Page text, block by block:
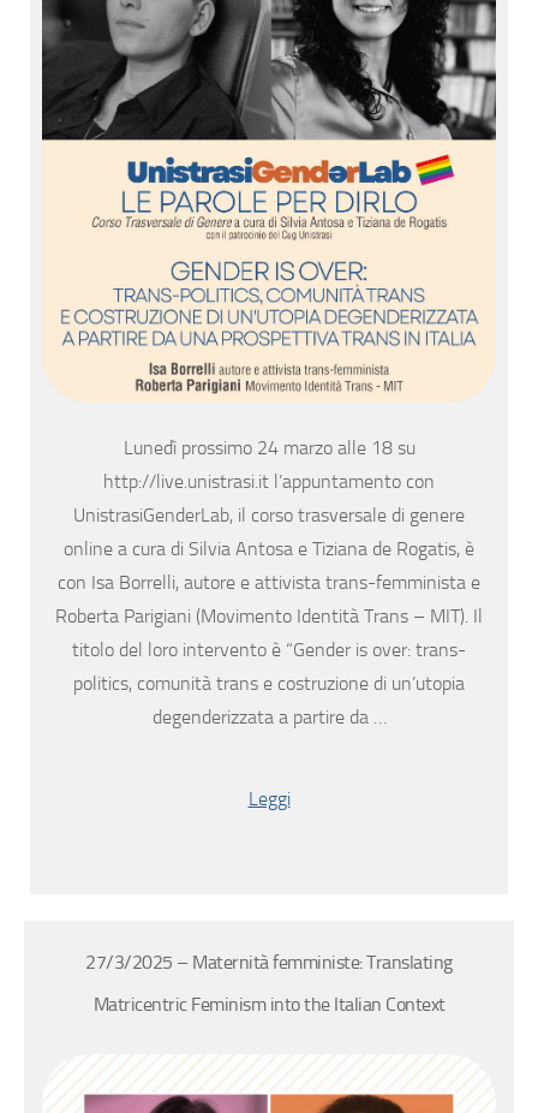
Lunedì prossimo 24 marzo alle 18 su
http://live.unistrasi.it l’appuntamento con
UnistrasiGenderLab, il corso trasversale di genere
online a cura di Silvia Antosa e Tiziana de Rogatis, è
con Isa Borrelli, autore e attivista trans-femminista e
Roberta Parigiani (Movimento Identità Trans – MIT). Il
titolo del loro intervento è “Gender is over: trans-
politics, comunità trans e costruzione di un’utopia
degenderizzata a partire da …
Leggi
27/3/2025 – Maternità femministe: Translating
Matricentric Feminism into the Italian Context